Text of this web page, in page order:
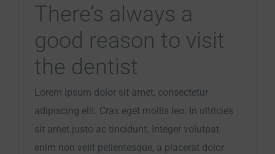
There’s always a
good reason to visit
the dentist
Lorem ipsum dolor sit amet, consectetur
adipiscing elit. Cras eget mollis leo. In ultricies
sit amet justo ac tincidunt. Integer volutpat
enim non velit pellentesque, a placerat dolor